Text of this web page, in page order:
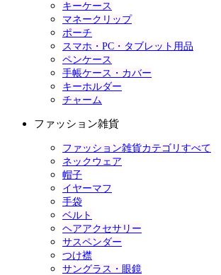
キーケース
マネークリップ
ポーチ
スマホ・PC・タブレット用品
ペンケース
手帳ケース・カバー
キーホルダー
チャーム
ファッション雑貨
ファッション雑貨カテゴリすべて
ネックウェア
帽子
イヤーマフ
手袋
ベルト
ヘアアクセサリー
サスペンダー
つけ襟
サングラス・眼鏡